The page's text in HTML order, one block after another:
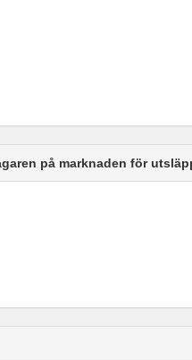
på marknaden för